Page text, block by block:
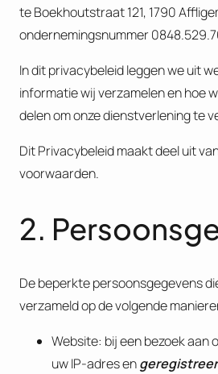
te Boekhoutstraat 121, 1790
ondernemingsnummer
In dit privacybeleid leggen we uit
informatie wij verzamelen en hoe
delen om onze dienstverlening te
Dit Privacybeleid maakt deel uit
voorwaarden.
2.
De beperkte persoonsgegevens
verzameld op de volgende
Website: bij een bezoek aan
uw IP-adres en